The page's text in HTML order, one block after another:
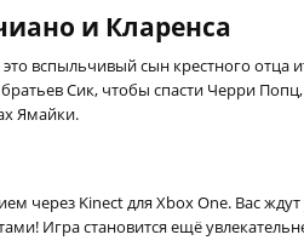
и Кларенса
вспыльчивый сын крестного
Сик, чтобы спасти Черри
Ямайки.
через Kinect для Xbox One. Вас
Игра становится ещё